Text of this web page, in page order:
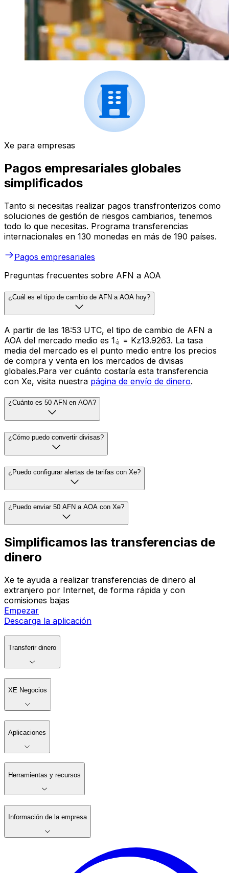
Xe para empresas
Pagos empresariales globales
simplificados
Tanto si necesitas realizar pagos transfronterizos como
soluciones de gestión de riesgos cambiarios, tenemos
todo lo que necesitas. Programa transferencias
internacionales en 130 monedas en más de 190 países.
Pagos empresariales
Preguntas frecuentes sobre AFN a AOA
¿Cuál es el tipo de cambio de AFN a AOA hoy?
A partir de las 18:53 UTC, el tipo de cambio de AFN a
AOA del mercado medio es ؋1 = Kz13.9263. La tasa
media del mercado es el punto medio entre los precios
de compra y venta en los mercados de divisas
globales.Para ver cuánto costaría esta transferencia
con Xe, visita nuestra página de envío de dinero.
¿Cuánto es 50 AFN en AOA?
¿Cómo puedo convertir divisas?
¿Puedo configurar alertas de tarifas con Xe?
¿Puedo enviar 50 AFN a AOA con Xe?
Simplificamos las transferencias de
dinero
Xe te ayuda a realizar transferencias de dinero al
extranjero por Internet, de forma rápida y con
comisiones bajas
Empezar
Descarga la aplicación
Transferir dinero
XE Negocios
Aplicaciones
Herramientas y recursos
Información de la empresa